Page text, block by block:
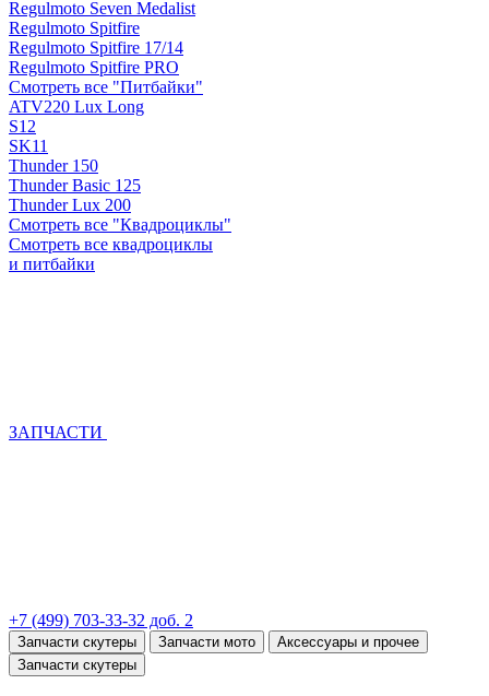
Regulmoto Seven Medalist
Regulmoto Spitfire
Regulmoto Spitfire 17/14
Regulmoto Spitfire PRO
Смотреть все "Питбайки"
ATV220 Lux Long
S12
SK11
Thunder 150
Thunder Basic 125
Thunder Lux 200
Смотреть все "Квадроциклы"
Смотреть все квадроциклы
и питбайки
ЗАПЧАСТИ
+7 (499) 703-33-32 доб. 2
Запчасти скутеры Запчасти мото
Аксессуары и прочее
Запчасти скутеры